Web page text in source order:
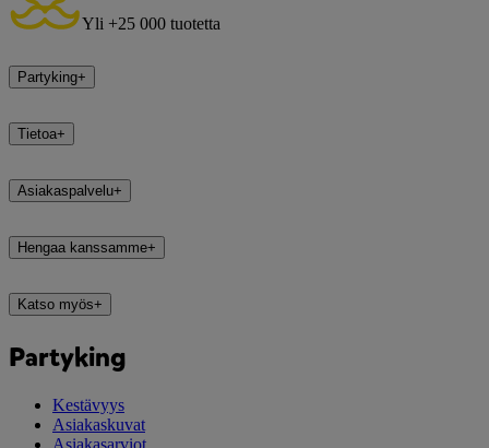
Yli +25 000 tuotetta
Partyking+
Tietoa+
Asiakaspalvelu+
Hengaa kanssamme+
Katso myös+
Partyking
Kestävyys
Asiakaskuvat